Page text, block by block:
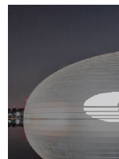
文化艺术